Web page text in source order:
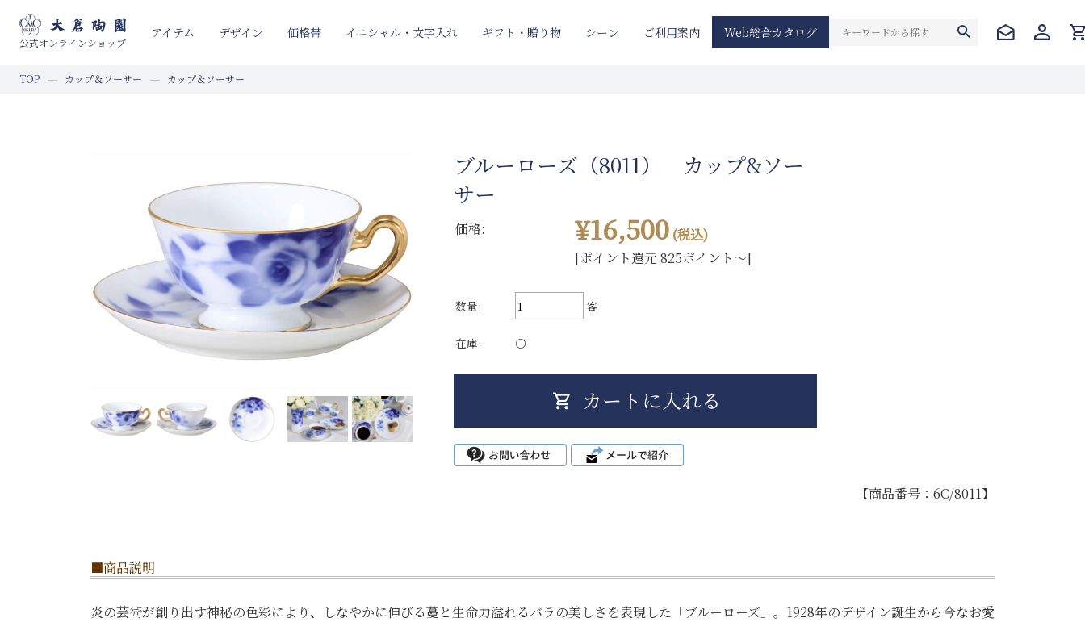
公式オンラインショップ
アイテム デザイン 価格帯 イニシャル・文字入れ ギフト・贈り物 シーン ご利用案内 Web総合カタログ
TOP カップ＆ソーサー カップ＆ソーサー
ブルーローズ（8011） カップ&ソー
サー
価格: ¥16,500 (税込)
[ポイント還元 825ポイント～]
数量: 客
在庫: ○
【商品番号：6C/8011】
■商品説明
炎の芸術が創り出す神秘の色彩により、しなやかに伸びる蔓と生命力溢れるバラの美しさを表現した「ブルーローズ」。1928年のデザイン誕生から今なお愛